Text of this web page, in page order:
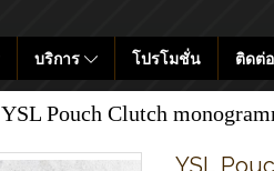
บริการ โปรโมชั่น ติดต่
YSL Pouch Clutch
YSL